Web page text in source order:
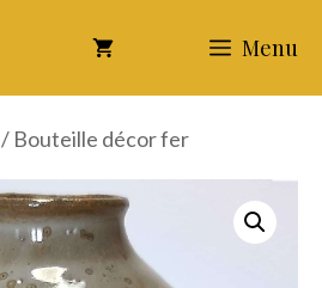
Menu
/ Bouteille décor fer